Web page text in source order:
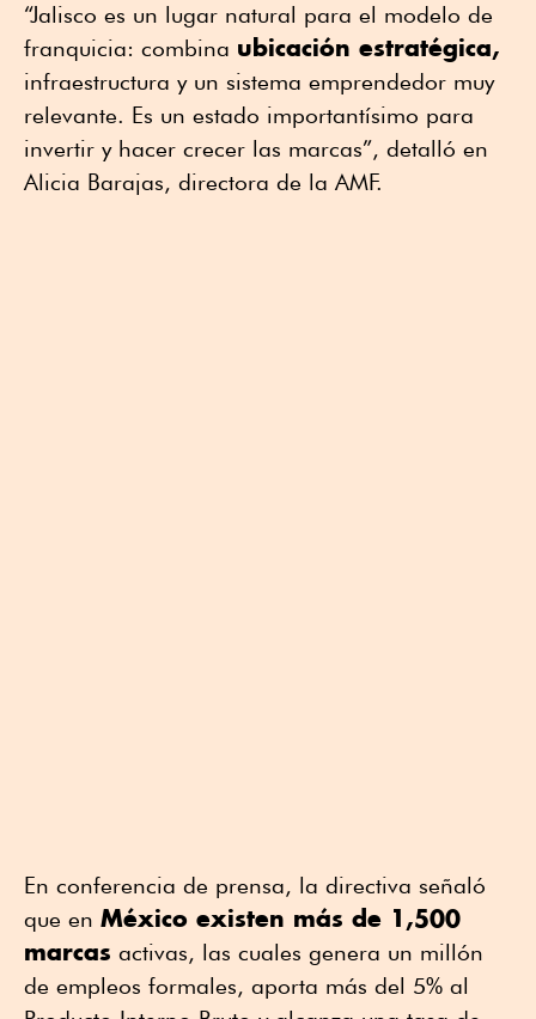
“Jalisco es un lugar natural para el modelo de
franquicia: combina ubicación estratégica,
infraestructura y un sistema emprendedor muy
relevante. Es un estado importantísimo para
invertir y hacer crecer las marcas”, detalló en
Alicia Barajas, directora de la AMF.
En conferencia de prensa, la directiva señaló
que en México existen más de 1,500
marcas activas, las cuales genera un millón
de empleos formales, aporta más del 5% al